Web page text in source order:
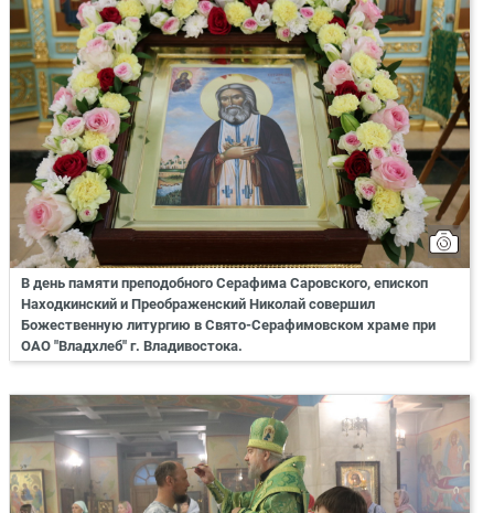
В день памяти преподобного Серафима Саровского, епископ
Находкинский и Преображенский Николай совершил
Божественную литургию в Свято-Серафимовском храме при
ОАО "Владхлеб" г. Владивостока.